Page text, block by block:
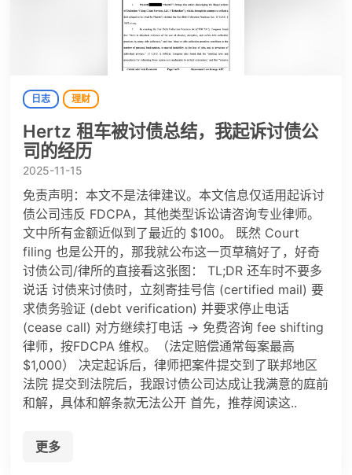
日志 理财
Hertz 租车被讨债总结，我起诉讨债公
司的经历
2025-11-15
免责声明：本文不是法律建议。本文信息仅适用起诉讨
债公司违反 FDCPA，其他类型诉讼请咨询专业律师。
文中所有金额近似到了最近的 $100。 既然 Court
filing 也是公开的，那我就公布这一页草稿好了，好奇
讨债公司/律所的直接看这张图： TL;DR 还车时不要多
说话 讨债来讨债时，立刻寄挂号信 (certified mail) 要
求债务验证 (debt verification) 并要求停止电话
(cease call) 对方继续打电话 → 免费咨询 fee shifting
律师，按FDCPA 维权。（法定赔偿通常每案最高
$1,000） 决定起诉后，律师把案件提交到了联邦地区
法院 提交到法院后，我跟讨债公司达成让我满意的庭前
和解，具体和解条款无法公开 首先，推荐阅读这..
更多